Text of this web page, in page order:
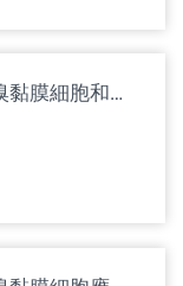
[文獻發表] 鼻嗅黏膜細胞和脂肪間質幹細胞對在骨關節炎中療效的潛力：來自臨床前研究見解